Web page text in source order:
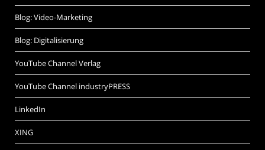
Blog: Video-Marketing
Blog: Digitalisierung
YouTube Channel Verlag
YouTube Channel industryPRESS
LinkedIn
XING